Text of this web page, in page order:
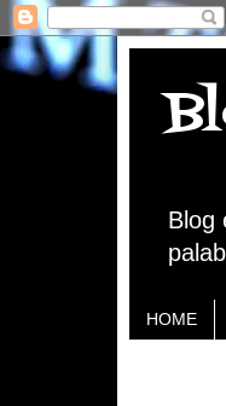
Blog
HOME